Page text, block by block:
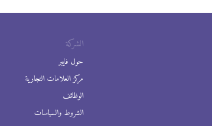
الشركة
حول فايبر
مركز العلامات التجارية
الوظائف
الشروط والسياسات